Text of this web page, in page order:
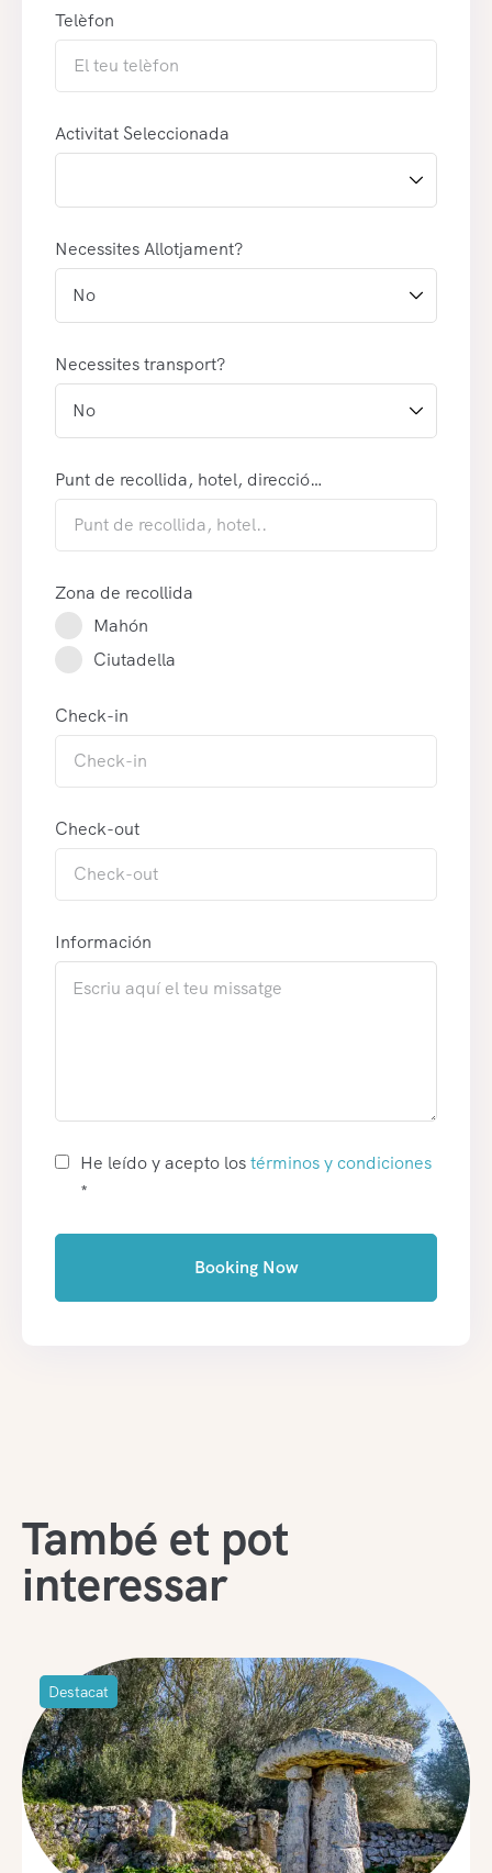
Telèfon
Activitat Seleccionada
Necessites Allotjament?
Necessites transport?
Punt de recollida, hotel, direcció…
Zona de recollida
Mahón
Ciutadella
Check-in
Check-out
Información
He leído y acepto lostérminos y condiciones
*
Booking Now
També et pot
interessar
Destacat